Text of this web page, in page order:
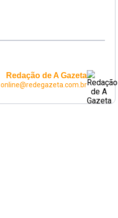
Redação de A Gazeta
online@redegazeta.com.br